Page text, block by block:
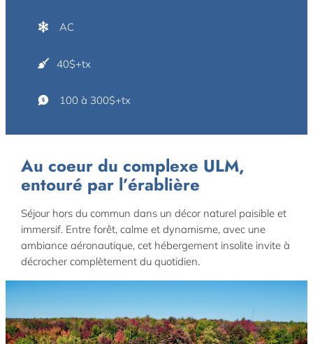
AC
40$+tx
100 à 300$+tx
Au coeur du complexe ULM,
entouré par l’érablière
Séjour hors du commun dans un décor naturel paisible et
immersif. Entre forêt, calme et dynamisme, avec une
ambiance aéronautique, cet hébergement insolite invite à
décrocher complètement du quotidien.